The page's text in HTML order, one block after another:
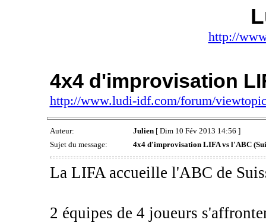
http://
4x4 d'improvisation
http://www.ludi-idf.com/forum/
Auteur: Julien[ Dim 10 Fév 2013 14:56 ]
Sujet du message:
4x4 d'improvisation LIFA vs l'ABC
La LIFA accueille l'ABC de
2 équipes de 4 joueurs